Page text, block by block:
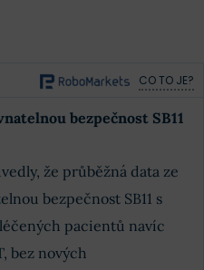
CO TO JE?
bezpečnost SB11
že průběžná data ze
bezpečnost SB11 s
pacientů navíc
bez nových